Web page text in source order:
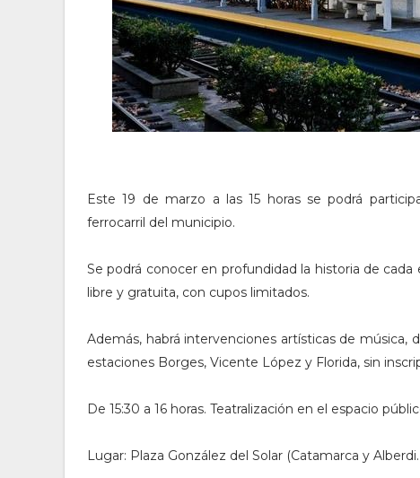
Este 19 de marzo a las 15 horas se podrá
ferrocarril del municipio.
Se podrá conocer en profundidad la historia de
libre y gratuita, con cupos limitados.
Además, habrá intervenciones artísticas de música,
estaciones Borges, Vicente López y Florida, sin
De 15:30 a 16 horas. Teatralización en el espacio
Lugar: Plaza González del Solar (Catamarca y